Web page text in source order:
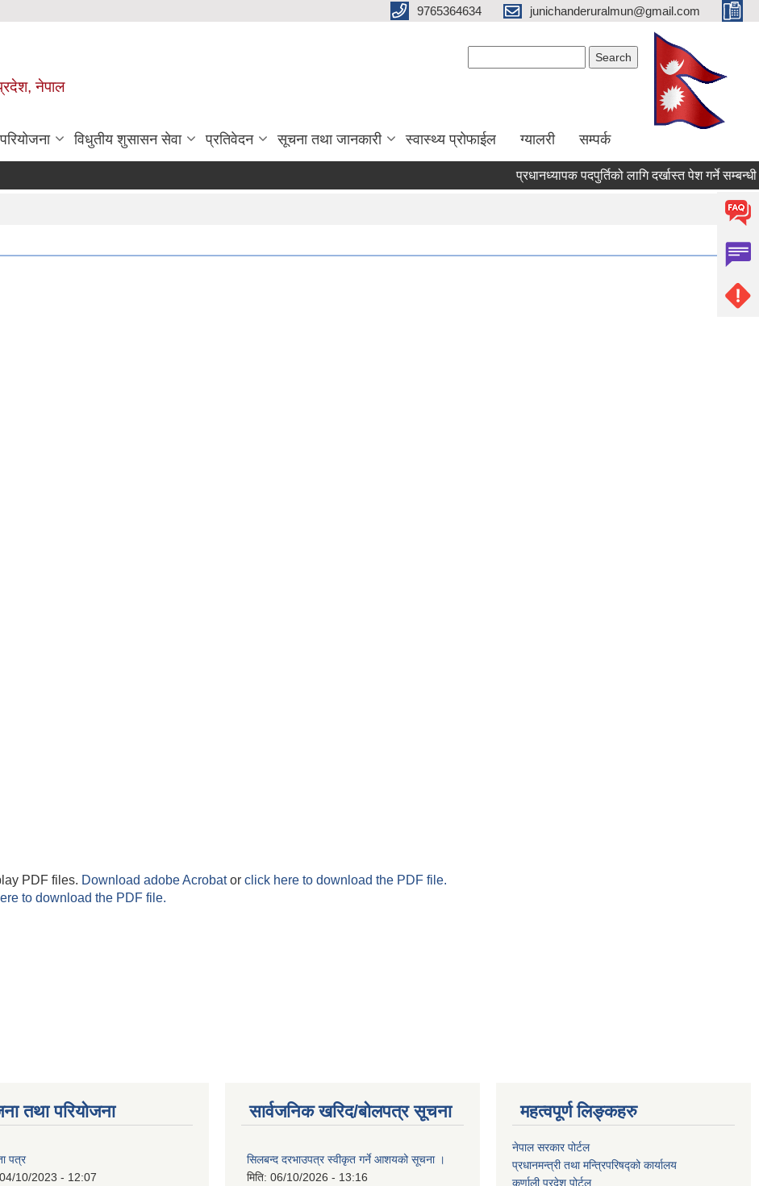
9765364634 junichanderuralmun@gmail.com
नेपाल
विधुतीय शुसासन सेवा प्रतिवेदन सूचना तथा जानकारी स्वास्थ्य प्रोफाईल ग्यालरी सम्पर्क
प्रधानध्यापक पदपुर्तिको लागि दर्खास्त पेश गर्ने सम्बन्धी
PDF files. Download adobe Acrobator click here to download the PDF file.
to download the PDF file.
तथा परियोजना
पत्र
04/10/2023 - 12:07
सार्वजनिक खरिद/बोलपत्र सूचना
सिलबन्द दरभाउपत्र स्वीकृत गर्ने आशयको सूचना ।
मिति: 06/10/2026 - 13:16
महत्वपूर्ण लिङ्कहरु
नेपाल सरकार पोर्टल
प्रधानमन्‍‍त्री तथा मन्‍त्रिपरिषद्को कार्यालय
कर्णाली प्रदेश पोर्टल